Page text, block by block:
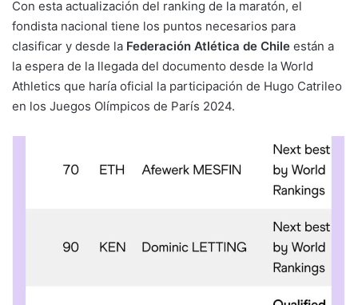
Con esta actualización del ranking de la maratón, el
fondista nacional tiene los puntos necesarios para
clasificar y desde la Federación Atlética de Chile están a
la espera de la llegada del documento desde la World
Athletics que haría oficial la participación de Hugo Catrileo
en los Juegos Olímpicos de París 2024.